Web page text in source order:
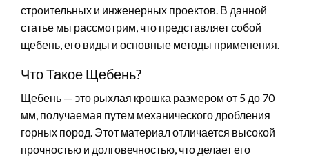
строительных и инженерных проектов. В данной
статье мы рассмотрим, что представляет собой
щебень, его виды и основные методы применения.
Что Такое Щебень?
Щебень — это рыхлая крошка размером от 5 до 70
мм, получаемая путем механического дробления
горных пород. Этот материал отличается высокой
прочностью и долговечностью, что делает его